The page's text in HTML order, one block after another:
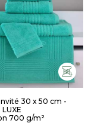
30 x 50 cm -
700 g/m²